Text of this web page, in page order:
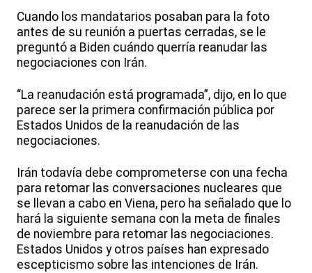
Cuando los mandatarios posaban para la foto
antes de su reunión a puertas cerradas, se le
preguntó a Biden cuándo querría reanudar las
negociaciones con Irán.
“La reanudación está programada”, dijo, en lo que
parece ser la primera confirmación pública por
Estados Unidos de la reanudación de las
negociaciones.
Irán todavía debe comprometerse con una fecha
para retomar las conversaciones nucleares que
se llevan a cabo en Viena, pero ha señalado que lo
hará la siguiente semana con la meta de finales
de noviembre para retomar las negociaciones.
Estados Unidos y otros países han expresado
escepticismo sobre las intenciones de Irán.